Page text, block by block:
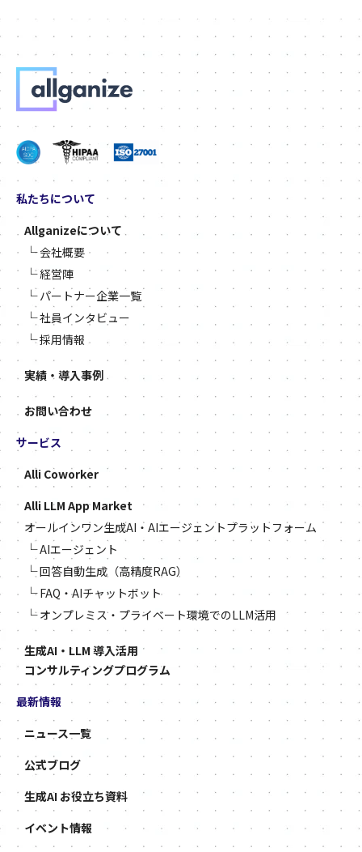
私たちについて
Allganizeについて
└ 会社概要
└経営陣
└ パートナー企業一覧
└社員インタビュー
└採用情報
実績・導入事例
お問い合わせ
サービス
Alli Coworker
Alli LLM App Market
オールインワン生成AI・AIエージェントプラットフォーム
└AIエージェント
└回答自動生成（高精度RAG）
└ FAQ・AIチャットボット
└ オンプレミス・プライベート環境でのLLM活用
生成AI・LLM 導入活用
コンサルティングプログラム
最新情報
ニュース一覧
公式ブログ
生成AI お役立ち資料
イベント情報